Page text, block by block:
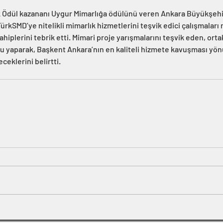
kazananı Uygur Mimarlığa ödülünü veren Ankara
nitelikli mimarlık hizmetlerini teşvik edici
tebrik etti. Mimari proje yarışmalarını teşvik eden, ortak
yaparak, Başkent Ankara’nın en kaliteli hizmete kavuşması
belirtti.